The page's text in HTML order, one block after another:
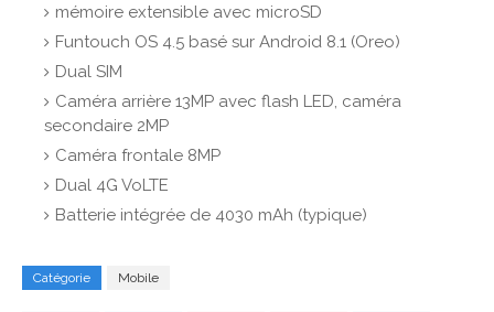
mémoire extensible avec microSD
Funtouch OS 4.5 basé sur Android 8.1 (Oreo)
Dual SIM
Caméra arrière 13MP avec flash LED, caméra
secondaire 2MP
Caméra frontale 8MP
Dual 4G VoLTE
Batterie intégrée de 4030 mAh (typique)
Catégorie Mobile